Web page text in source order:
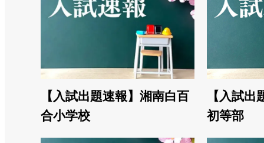
【入試出題速報】湘南白百
合小学校
【入試出
初等部